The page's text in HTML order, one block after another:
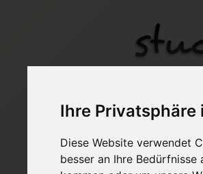
Ihre
Diese Website verwendet
besser an Ihre
PeAu9-
Auf